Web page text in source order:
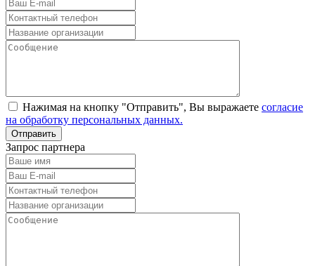
Нажимая на кнопку "Отправить", Вы выражаете согласие
на обработку персональных данных.
Запрос партнера